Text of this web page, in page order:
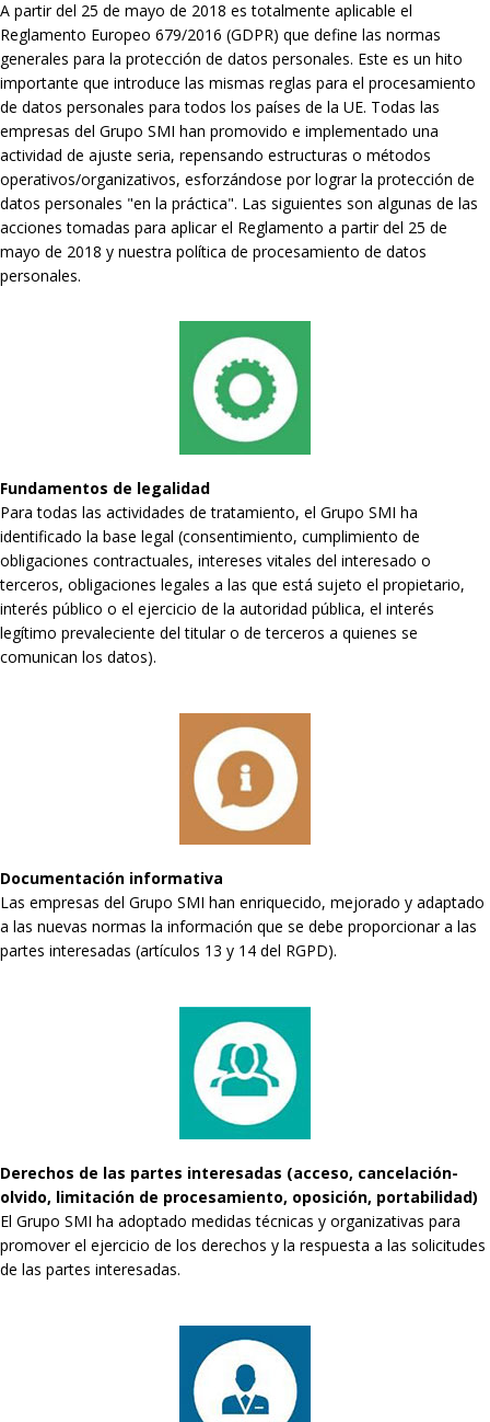
A partir del 25 de mayo de 2018 es totalmente aplicable el
Reglamento Europeo 679/2016 (GDPR) que define las normas
generales para la protección de datos personales. Este es un hito
importante que introduce las mismas reglas para el procesamiento
de datos personales para todos los países de la UE. Todas las
empresas del Grupo SMI han promovido e implementado una
actividad de ajuste seria, repensando estructuras o métodos
operativos/organizativos, esforzándose por lograr la protección de
datos personales "en la práctica". Las siguientes son algunas de las
acciones tomadas para aplicar el Reglamento a partir del 25 de
mayo de 2018 y nuestra política de procesamiento de datos
personales.
Fundamentos de legalidad
Para todas las actividades de tratamiento, el Grupo SMI ha
identificado la base legal (consentimiento, cumplimiento de
obligaciones contractuales, intereses vitales del interesado o
terceros, obligaciones legales a las que está sujeto el propietario,
interés público o el ejercicio de la autoridad pública, el interés
legítimo prevaleciente del titular o de terceros a quienes se
comunican los datos).
Documentación informativa
Las empresas del Grupo SMI han enriquecido, mejorado y adaptado
a las nuevas normas la información que se debe proporcionar a las
partes interesadas (artículos 13 y 14 del RGPD).
Derechos de las partes interesadas (acceso, cancelación-
olvido, limitación de procesamiento, oposición, portabilidad)
El Grupo SMI ha adoptado medidas técnicas y organizativas para
promover el ejercicio de los derechos y la respuesta a las solicitudes
de las partes interesadas.